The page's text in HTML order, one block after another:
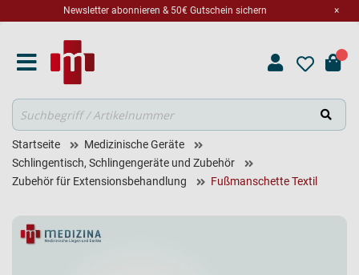
×
Newsletter abonnieren & 50€ Gutschein sichern
Suche
Startseite
Medizinische Geräte
Schlingentisch, Schlingengeräte und Zubehör
Zubehör für Extensionsbehandlung
Fußmanschette Textil